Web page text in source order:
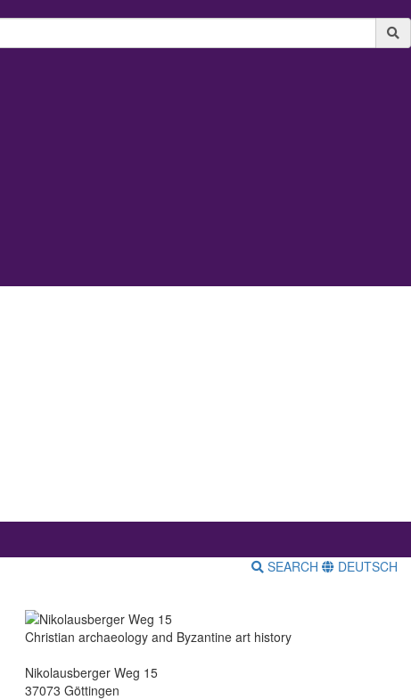
SEARCH DEUTSCH
Christian archaeology and Byzantine art history
Nikolausberger Weg 15
37073 Göttingen